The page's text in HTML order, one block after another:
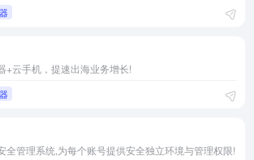
+云手机，提速出海业务增长!
全管理系统,为每个账号提供安全独立环境与管理权限!